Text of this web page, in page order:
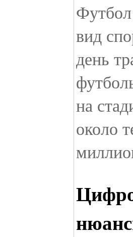
вид
день
на
около